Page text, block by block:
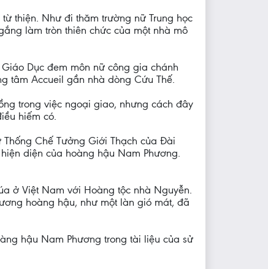
thiện. Như đi thăm trường nữ Trung học
làm tròn thiên chức của một nhà mô
Dục đem môn nữ công gia chánh
tâm Accueil gần nhà dòng Cứu Thế.
trong việc ngoại giao, nhưng cách đây
hiếm có.
Chế Tưởng Giới Thạch của Đài
diện của hoàng hậu Nam Phương.
ở Việt Nam với Hoàng tộc nhà Nguyễn.
hoàng hậu, như một làn gió mát, đã
hậu Nam Phương trong tài liệu của sử